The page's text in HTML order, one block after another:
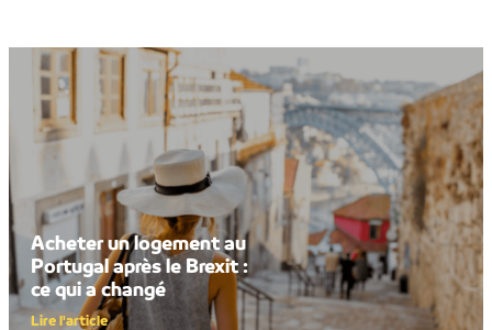
Acheter un logement au
Portugal après le Brexit :
ce qui a changé
Lire l'article